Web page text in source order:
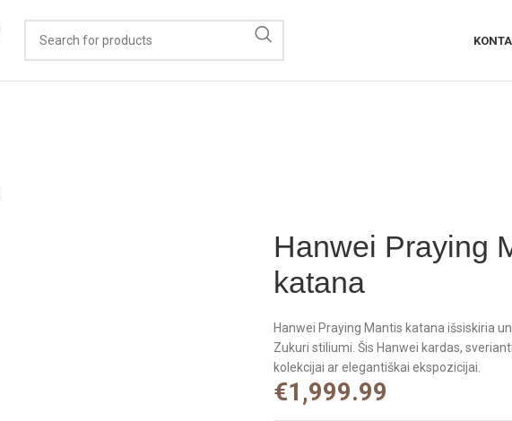
Hanwei Praying
katana
Hanwei Praying Mantis katana išsiskiria
Zukuri stiliumi. Šis Hanwei kardas,
kolekcijai ar elegantiškai ekspozicijai.
€1,999.99